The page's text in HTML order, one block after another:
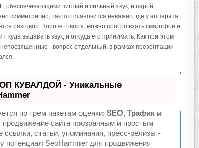
обеспечивающими чистый и сильный звук, и парой
симметрично, так что становится неважно, где у аппарата
разговор. Короче говоря, можно просто взять смартфон и
куда выдавать звук, и откуда его принимать. Как при этом
- вопрос отдельный, в рамках презентации
КУВАЛДОЙ - Уникальные
по трем пакетам оценки: SEO, Трафик и
сайта прозрачным и простым
статьи, упоминания, пресс-релизы -
потенциал SeoHammer для продвижения